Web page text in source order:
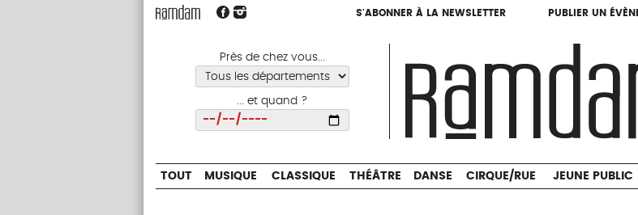
S'ABONNER À LA NEWSLETTER PUBLIER UN
Près de chez vous...
... et quand ?
S'ABONNER À LA NEWSLETTER PUBLIER UN
CIRQUE/RUE
TOUT MUSIQUE CLASSIQUE THÉÂTRE DANSE CIRQUE/RUE JEUNE PUBLIC